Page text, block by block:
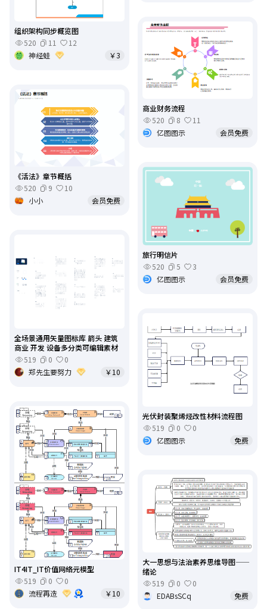
组织架构同步概览图
520
11
12
神经蛙
￥3
商业财务流程
520
8
11
亿图图示
会员免费
《活法》章节概括
520
9
10
小小
会员免费
旅行明信片
520
5
3
亿图图示
会员免费
全场景通用矢量图标库 箭头 建筑
商业 开发 设备多分类可编辑素材
519
0
0
郑先生要努力
￥10
光伏封装聚烯烃改性材料流程图
519
0
0
亿图图示
免费
IT4IT_IT价值网络元模型
519
0
0
流程再造
￥10
大一思想与法治素养思维导图——
绪论
519
0
0
EDABsSCq
免费